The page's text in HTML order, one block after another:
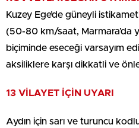
Kuzey Ege’de güneyli
(50-80 km/saat, Marmara’da
biçiminde eseceği varsayım
aksiliklere karşı dikkatli ve
13 VİLAYET İÇİN UYARI
Aydın için sarı ve turuncu